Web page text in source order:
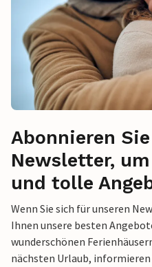
Abonnieren
Newsletter,
und tolle
Wenn Sie sich für unseren
Ihnen unsere besten
wunderschönen
nächsten Urlaub,